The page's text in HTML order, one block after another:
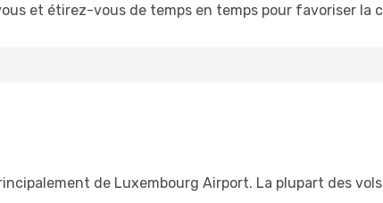
et étirez-vous de temps en temps pour favoriser la
de Luxembourg Airport. La plupart des